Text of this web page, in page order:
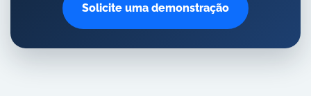
Solicite uma demonstração